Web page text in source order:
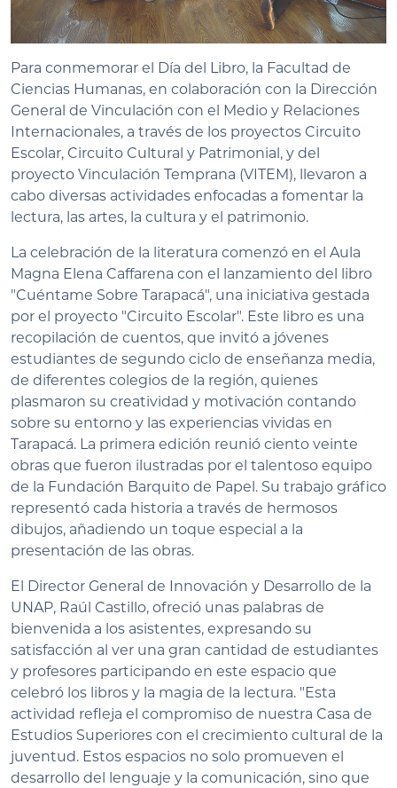
Para conmemorar el Día del Libro, la Facultad de
Ciencias Humanas, en colaboración con la Dirección
General de Vinculación con el Medio y Relaciones
Internacionales, a través de los proyectos Circuito
Escolar, Circuito Cultural y Patrimonial, y del
proyecto Vinculación Temprana (VITEM), llevaron a
cabo diversas actividades enfocadas a fomentar la
lectura, las artes, la cultura y el patrimonio.
La celebración de la literatura comenzó en el Aula
Magna Elena Caffarena con el lanzamiento del libro
"Cuéntame Sobre Tarapacá", una iniciativa gestada
por el proyecto "Circuito Escolar". Este libro es una
recopilación de cuentos, que invitó a jóvenes
estudiantes de segundo ciclo de enseñanza media,
de diferentes colegios de la región, quienes
plasmaron su creatividad y motivación contando
sobre su entorno y las experiencias vividas en
Tarapacá. La primera edición reunió ciento veinte
obras que fueron ilustradas por el talentoso equipo
de la Fundación Barquito de Papel. Su trabajo gráfico
representó cada historia a través de hermosos
dibujos, añadiendo un toque especial a la
presentación de las obras.
El Director General de Innovación y Desarrollo de la
UNAP, Raúl Castillo, ofreció unas palabras de
bienvenida a los asistentes, expresando su
satisfacción al ver una gran cantidad de estudiantes
y profesores participando en este espacio que
celebró los libros y la magia de la lectura. "Esta
actividad refleja el compromiso de nuestra Casa de
Estudios Superiores con el crecimiento cultural de la
juventud. Estos espacios no solo promueven el
desarrollo del lenguaje y la comunicación, sino que